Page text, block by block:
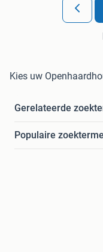
Kies uw
Gerelateerde
Populaire